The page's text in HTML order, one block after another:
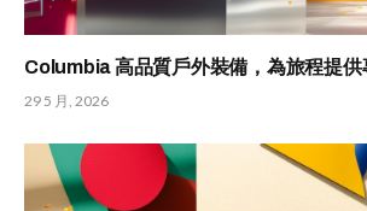
Columbia 高品質戶外裝備，為旅程提供
29 5 月, 2026